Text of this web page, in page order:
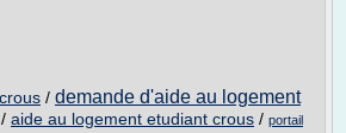
/ demande d'aide au logement
aide au logement etudiant crous / portail